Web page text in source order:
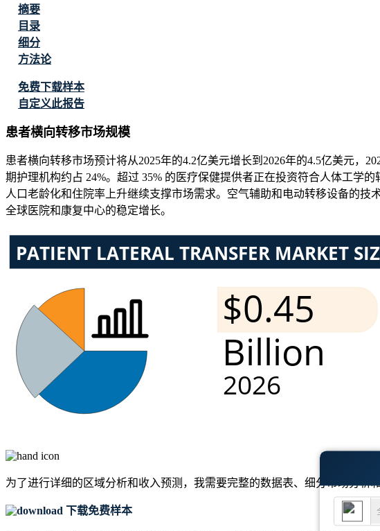
摘要
目录
细分
方法论
免费下载样本
自定义此报告
患者横向转移市场规模
患者横向转移市场预计将从2025年的4.2亿美元增长到2026年的4.5亿美元，
期护理机构约占 24%。超过 35% 的医疗保健提供者正在投资符合人体工学
人口老龄化和住院率上升继续支撑市场需求。空气辅助和电动转移设备的
全球医院和康复中心的稳定增长。
为了进行详细的区域分析和收入预测，我需要完整的数据表、细分市场分析
下载免费样本